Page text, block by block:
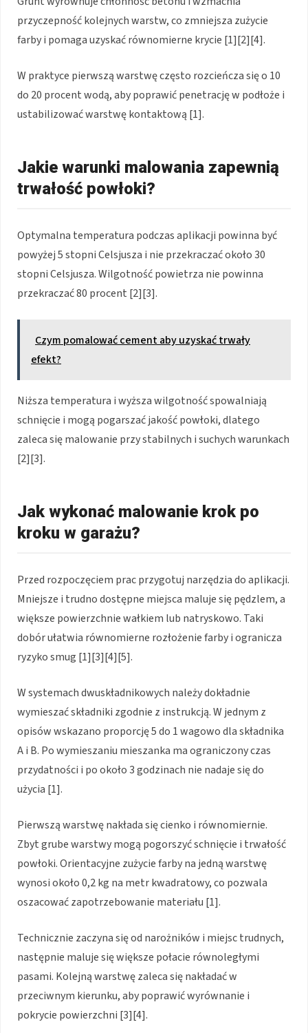
przyczepność kolejnych warstw, co zmniejsza zużycie
farby i pomaga uzyskać równomierne krycie [1][2][4].
W praktyce pierwszą warstwę często rozcieńcza się o 10
do 20 procent wodą, aby poprawić penetrację w podłoże i
ustabilizować warstwę kontaktową [1].
Jakie warunki malowania zapewnią
trwałość powłoki?
Optymalna temperatura podczas aplikacji powinna być
powyżej 5 stopni Celsjusza i nie przekraczać około 30
stopni Celsjusza. Wilgotność powietrza nie powinna
przekraczać 80 procent [2][3].
Czym pomalować cement aby uzyskać trwały
efekt?
Niższa temperatura i wyższa wilgotność spowalniają
schnięcie i mogą pogarszać jakość powłoki, dlatego
zaleca się malowanie przy stabilnych i suchych warunkach
[2][3].
Jak wykonać malowanie krok po
kroku w garażu?
Przed rozpoczęciem prac przygotuj narzędzia do aplikacji.
Mniejsze i trudno dostępne miejsca maluje się pędzlem, a
większe powierzchnie wałkiem lub natryskowo. Taki
dobór ułatwia równomierne rozłożenie farby i ogranicza
ryzyko smug [1][3][4][5].
W systemach dwuskładnikowych należy dokładnie
wymieszać składniki zgodnie z instrukcją. W jednym z
opisów wskazano proporcję 5 do 1 wagowo dla składnika
A i B. Po wymieszaniu mieszanka ma ograniczony czas
przydatności i po około 3 godzinach nie nadaje się do
użycia [1].
Pierwszą warstwę nakłada się cienko i równomiernie.
Zbyt grube warstwy mogą pogorszyć schnięcie i trwałość
powłoki. Orientacyjne zużycie farby na jedną warstwę
wynosi około 0,2 kg na metr kwadratowy, co pozwala
oszacować zapotrzebowanie materiału [1].
Technicznie zaczyna się od narożników i miejsc trudnych,
następnie maluje się większe połacie równoległymi
pasami. Kolejną warstwę zaleca się nakładać w
przeciwnym kierunku, aby poprawić wyrównanie i
pokrycie powierzchni [3][4].